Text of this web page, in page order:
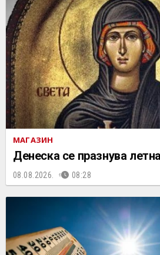
МАГАЗИН
Денеска се празнува
08.08.2026. 08:28